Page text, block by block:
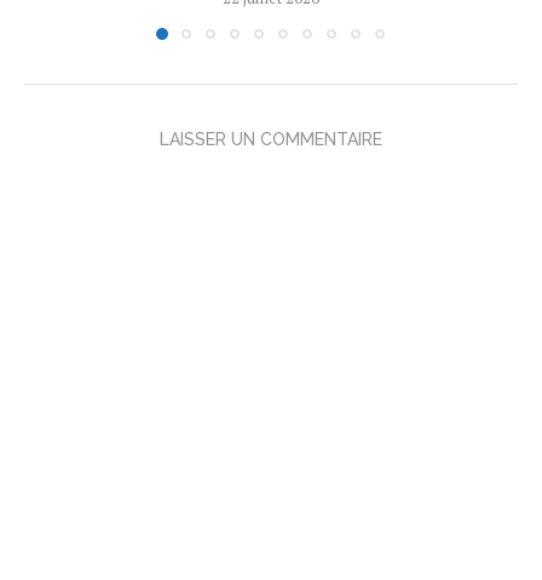
LAISSER UN COMMENTAIRE